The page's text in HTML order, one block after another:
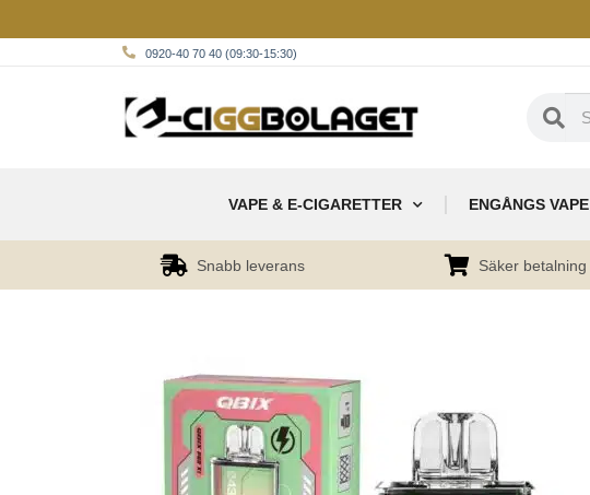
0920-40 70 40 (09:30-15:30)
VAPE & E-CIGARETTER ENGÅNGS VAPE
Snabb leverans Säker betalning